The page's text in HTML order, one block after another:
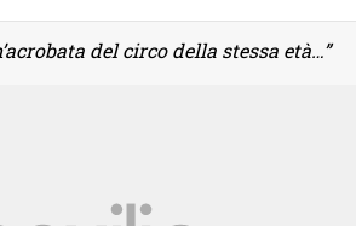
del circo della stessa età…”